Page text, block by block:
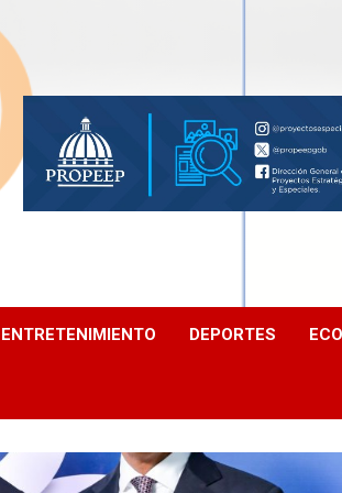
ENTRETENIMIENTO DEPORTES